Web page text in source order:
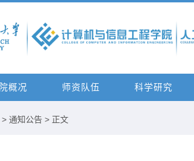
概况 师资队伍 科学研究
> 通知公告 > 正文